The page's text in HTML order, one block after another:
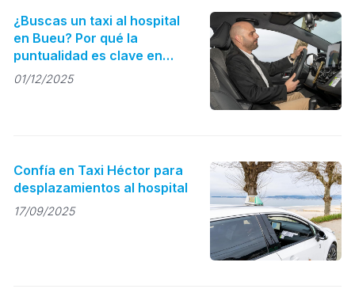
¿Buscas un taxi al hospital
en Bueu? Por qué la
puntualidad es clave en
citas médica
01/12/2025
Confía en Taxi Héctor para
desplazamientos al hospital
17/09/2025